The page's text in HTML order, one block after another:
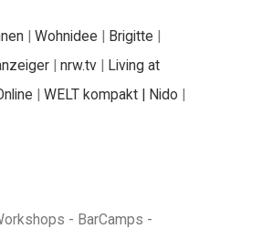
| Wohnidee | Brigitte |
| nrw.tv | Living at
| WELT kompakt | Nido |
- BarCamps -